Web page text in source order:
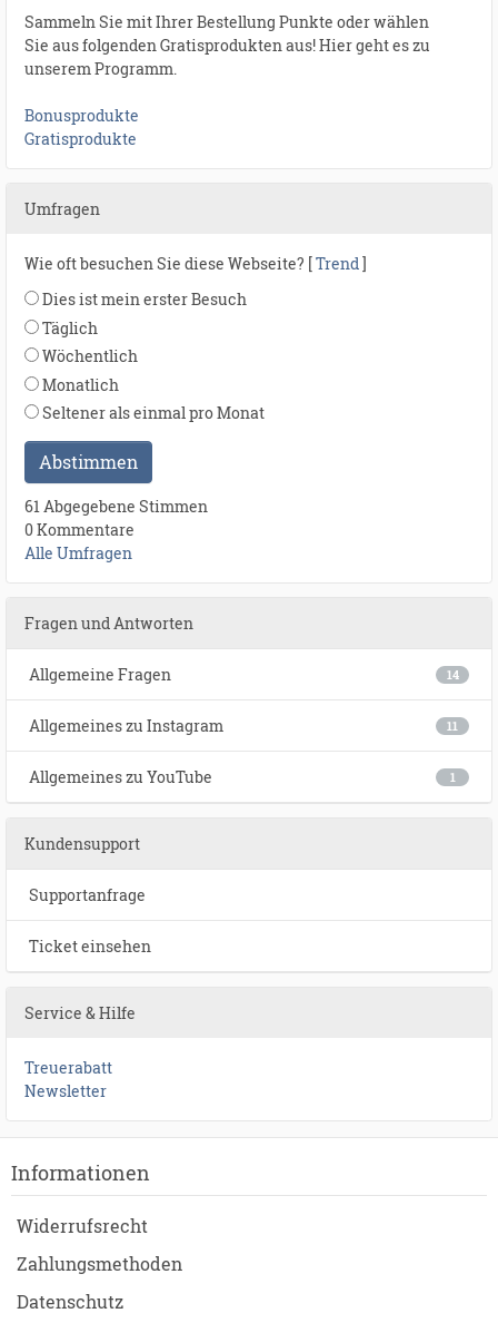
Sammeln Sie mit Ihrer Bestellung Punkte oder wählen
Sie aus folgenden Gratisprodukten aus! Hier geht es zu
unserem Programm.
Bonusprodukte
Gratisprodukte
Umfragen
Wie oft besuchen Sie diese Webseite? [Trend]
Dies ist mein erster Besuch
Täglich
Wöchentlich
Monatlich
Seltener als einmal pro Monat
Abstimmen
61 Abgegebene Stimmen
0 Kommentare
Alle Umfragen
Fragen und Antworten
14
Allgemeine Fragen
11
Allgemeines zu Instagram
1
Allgemeines zu YouTube
Kundensupport
Supportanfrage
Ticket einsehen
Service & Hilfe
Treuerabatt
Newsletter
Informationen
Widerrufsrecht
Zahlungsmethoden
Datenschutz